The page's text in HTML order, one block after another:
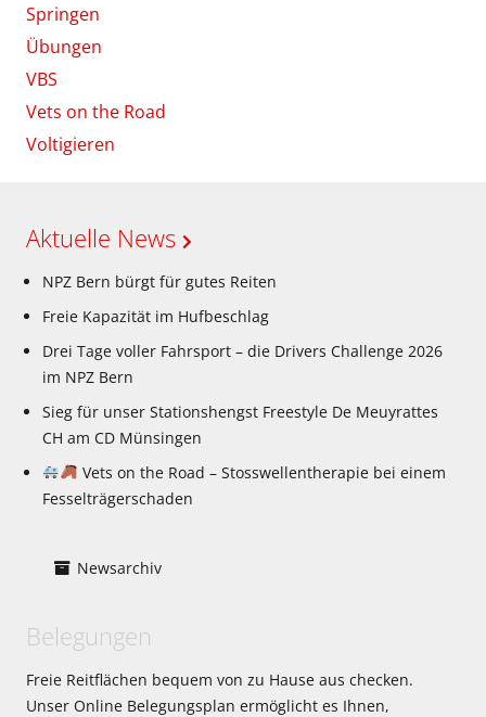
Springen
Übungen
VBS
Vets on the Road
Voltigieren
Aktuelle News
NPZ Bern bürgt für gutes Reiten
Freie Kapazität im Hufbeschlag
Drei Tage voller Fahrsport – die Drivers Challenge 2026
im NPZ Bern
Sieg für unser Stationshengst Freestyle De Meuyrattes
CH am CD Münsingen
Vets on the Road – Stosswellentherapie bei einem
Fesselträgerschaden
Newsarchiv
Belegungen
Freie Reitflächen bequem von zu Hause aus checken.
Unser Online Belegungsplan ermöglicht es Ihnen,